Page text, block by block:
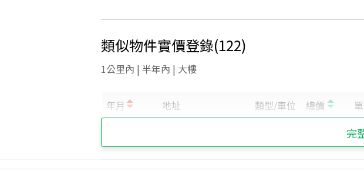
類似物件實價登錄(122)
1公里內 | 半年內 | 大樓
完